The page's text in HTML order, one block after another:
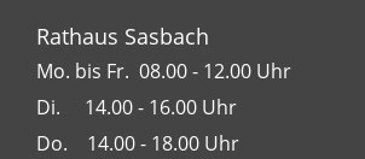
Rathaus Sasbach
Mo. bis Fr. 08.00 - 12.00 Uhr
Di. 14.00 - 16.00 Uhr
Do. 14.00 - 18.00 Uhr